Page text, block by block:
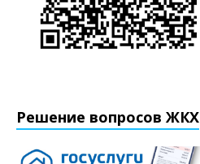
Решение вопросов ЖКХ